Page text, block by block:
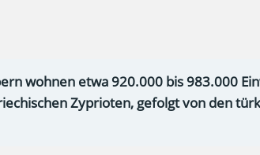
wohnen etwa 920.000 bis 983.000
Zyprioten, gefolgt von den